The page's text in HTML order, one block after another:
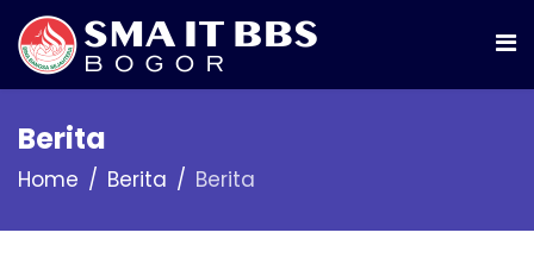
Berita
Home Berita Berita